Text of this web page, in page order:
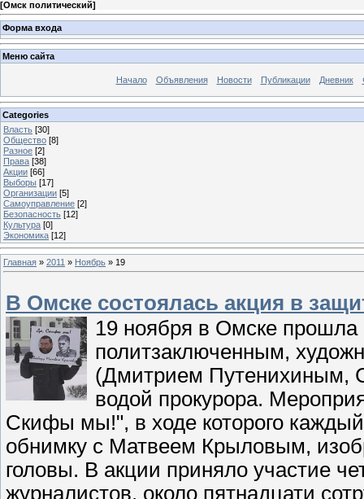
[Омск политический]
Форма входа
Меню сайта
Начало Объявления Новости Публикации Дневник
Categories
Власть [30]
Общество [8]
Разное [2]
Права [38]
Акции [66]
Выборы [17]
Организации [5]
Самоуправление [2]
Безопасность [12]
Культура [0]
Экономика [12]
Главная » 2011 » Ноябрь » 19
В Омске состоялась акция в
19 ноября в Омске прошла
политзаключенным,
(Дмитрием Путенихиным,
водой прокурора.
Скифы мы!", в ходе которого
обнимку с Матвеем Крыловым,
головы. В акции приняло участие
журналистов, около пятнадцати